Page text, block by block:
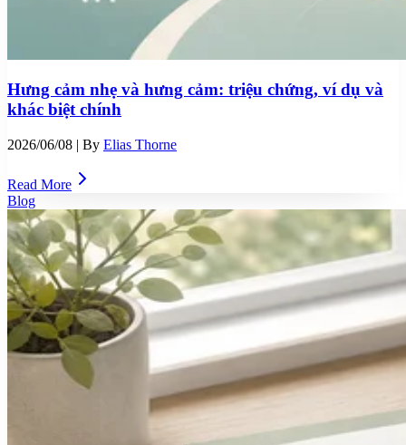
Hưng cảm nhẹ và hưng cảm: triệu chứng, ví dụ và
khác biệt chính
2026/06/08 | By Elias Thorne
Read More
Blog